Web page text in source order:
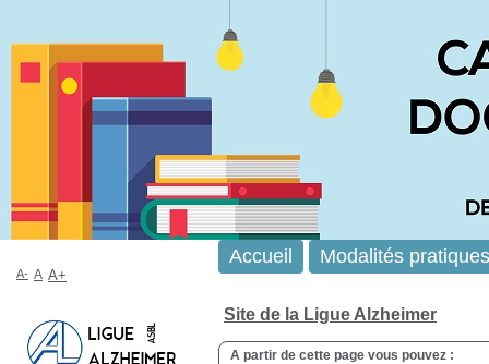
Site de la Ligue Alzheimer
A partir de cette page vous pouvez :
Accueil Modalités pratiques
A- A A+